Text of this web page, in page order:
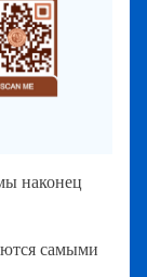
наконец
самыми